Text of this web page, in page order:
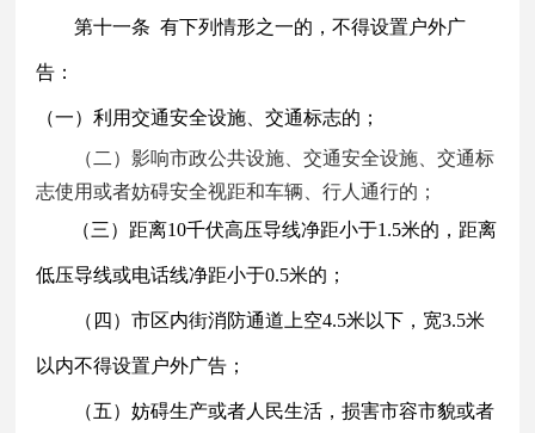
第十一条 有下列情形之一的，不得设置户外广
告：
（一）利用交通安全设施、交通标志的；
（二）影响市政公共设施、交通安全设施、交通标
志使用或者妨碍安全视距和车辆、行人通行的；
（三）距离10千伏高压导线净距小于1.5米的，距离
低压导线或电话线净距小于0.5米的；
（四）市区内街消防通道上空4.5米以下，宽3.5米
以内不得设置户外广告；
（五）妨碍生产或者人民生活，损害市容市貌或者